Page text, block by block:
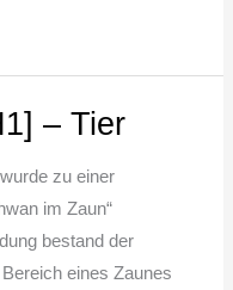
– Tier
zu einer
im Zaun“
bestand der
eines Zaunes